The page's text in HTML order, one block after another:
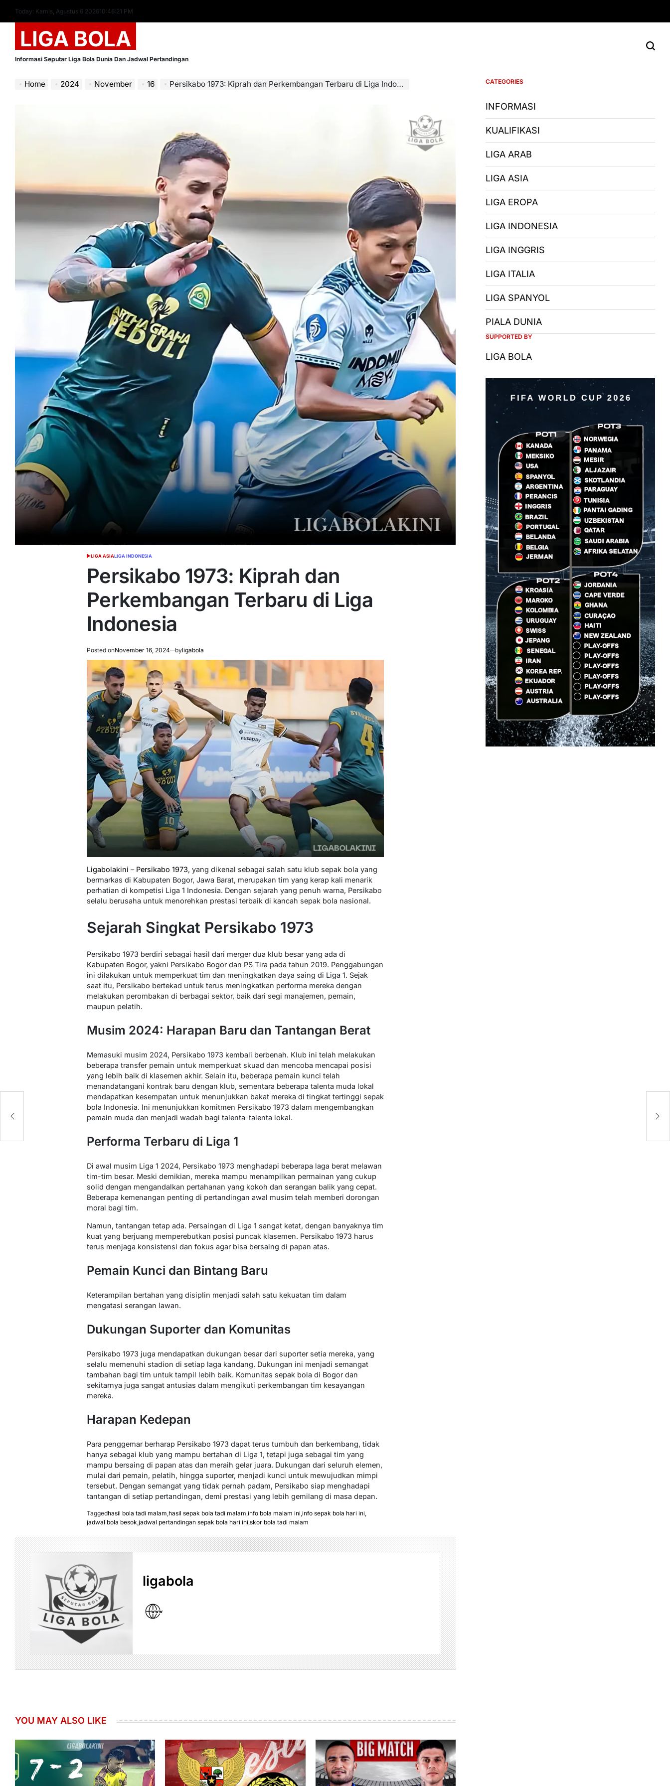
content
Today: Kamis, Agustus 6 202610:46:23 PM
LIGA BOLA
Informasi Seputar Liga Bola Dunia Dan Jadwal Pertandingan
Home 2024 November 16 Persikabo 1973: Kiprah dan Perkembangan Terbaru di Liga Indonesia
POSTED
LIGA ASIALIGA INDONESIA
Persikabo 1973: Kiprah dan
Perkembangan Terbaru di Liga
Indonesia
Posted onNovember 16, 2024 byligabola
Ligabolakini – Persikabo 1973, yang dikenal sebagai salah satu klub sepak bola yang
bermarkas di Kabupaten Bogor, Jawa Barat, merupakan tim yang kerap kali menarik
perhatian di kompetisi Liga 1 Indonesia. Dengan sejarah yang penuh warna, Persikabo
selalu berusaha untuk menorehkan prestasi terbaik di kancah sepak bola nasional.
Sejarah Singkat Persikabo 1973
Persikabo 1973 berdiri sebagai hasil dari merger dua klub besar yang ada di
Kabupaten Bogor, yakni Persikabo Bogor dan PS Tira pada tahun 2019. Penggabungan
ini dilakukan untuk memperkuat tim dan meningkatkan daya saing di Liga 1. Sejak
saat itu, Persikabo bertekad untuk terus meningkatkan performa mereka dengan
melakukan perombakan di berbagai sektor, baik dari segi manajemen, pemain,
maupun pelatih.
Musim 2024: Harapan Baru dan Tantangan Berat
Memasuki musim 2024, Persikabo 1973 kembali berbenah. Klub ini telah melakukan
beberapa transfer pemain untuk memperkuat skuad dan mencoba mencapai posisi
yang lebih baik di klasemen akhir. Selain itu, beberapa pemain kunci telah
menandatangani kontrak baru dengan klub, sementara beberapa talenta muda lokal
mendapatkan kesempatan untuk menunjukkan bakat mereka di tingkat tertinggi sepak
bola Indonesia. Ini menunjukkan komitmen Persikabo 1973 dalam mengembangkan
pemain muda dan menjadi wadah bagi talenta-talenta lokal.
Performa Terbaru di Liga 1
Di awal musim Liga 1 2024, Persikabo 1973 menghadapi beberapa laga berat melawan
tim-tim besar. Meski demikian, mereka mampu menampilkan permainan yang cukup
solid dengan mengandalkan pertahanan yang kokoh dan serangan balik yang cepat.
Beberapa kemenangan penting di pertandingan awal musim telah memberi dorongan
moral bagi tim.
Namun, tantangan tetap ada. Persaingan di Liga 1 sangat ketat, dengan banyaknya tim
kuat yang berjuang memperebutkan posisi puncak klasemen. Persikabo 1973 harus
terus menjaga konsistensi dan fokus agar bisa bersaing di papan atas.
Pemain Kunci dan Bintang Baru
Keterampilan bertahan yang disiplin menjadi salah satu kekuatan tim dalam
mengatasi serangan lawan.
Dukungan Suporter dan Komunitas
Persikabo 1973 juga mendapatkan dukungan besar dari suporter setia mereka, yang
selalu memenuhi stadion di setiap laga kandang. Dukungan ini menjadi semangat
tambahan bagi tim untuk tampil lebih baik. Komunitas sepak bola di Bogor dan
sekitarnya juga sangat antusias dalam mengikuti perkembangan tim kesayangan
mereka.
Harapan Kedepan
Para penggemar berharap Persikabo 1973 dapat terus tumbuh dan berkembang, tidak
hanya sebagai klub yang mampu bertahan di Liga 1, tetapi juga sebagai tim yang
mampu bersaing di papan atas dan meraih gelar juara. Dukungan dari seluruh elemen,
mulai dari pemain, pelatih, hingga suporter, menjadi kunci untuk mewujudkan mimpi
tersebut. Dengan semangat yang tidak pernah padam, Persikabo siap menghadapi
tantangan di setiap pertandingan, demi prestasi yang lebih gemilang di masa depan.
Taggedhasil bola tadi malam,hasil sepak bola tadi malam,info bola malam ini,info sepak bola hari ini,
jadwal bola besok,jadwal pertandingan sepak bola hari ini,skor bola tadi malam
ligabola
YOU MAY ALSO LIKE
CATEGORIES
INFORMASI
KUALIFIKASI
LIGA ARAB
LIGA ASIA
LIGA EROPA
LIGA INDONESIA
LIGA INGGRIS
LIGA ITALIA
LIGA SPANYOL
PIALA DUNIA
SUPPORTED BY
LIGA BOLA